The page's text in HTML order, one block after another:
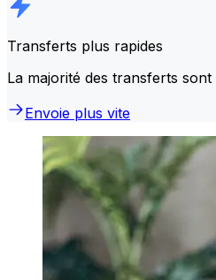
Transferts plus rapides
La majorité des transferts sont
Envoie plus vite